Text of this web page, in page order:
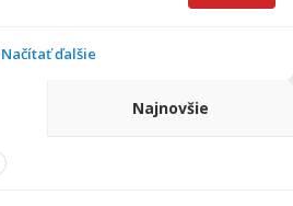
Načítať ďalšie
Najnovšie